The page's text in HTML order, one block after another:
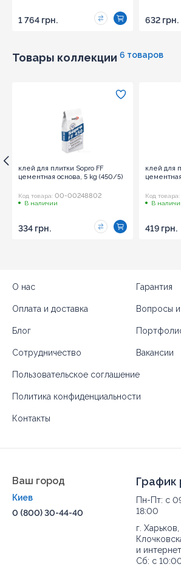
1 764 грн. 632 грн.
Товары коллекции 6 товаров
клей для плитки Sopro FF
цементная основа, 5 kg (450/5)
Код товара: 00-00248802
В наличии
334 грн.
клей для
Код товара:
В
419 грн.
О нас Гарантия
Оплата и доставка Вопросы
Блог
Сотрудничество Вакансии
Пользовательское соглашение
Политика конфиденциальности
Контакты
Ваш город
Киев
0 (800) 30-44-40
График
Пн-Пт: с
18:00
г. Харьков,
и
Сб: с